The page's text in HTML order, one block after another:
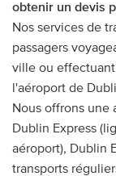
obtenir un devis
Nos services de
passagers
ville ou
l'aéroport de
Nous offrons une
Dublin Express
aéroport), Dublin
transports